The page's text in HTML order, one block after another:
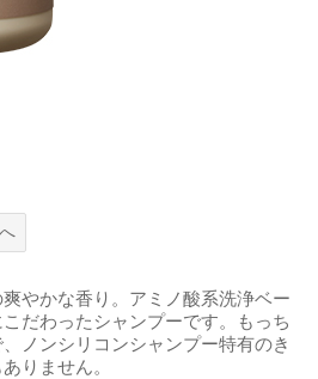
やかな香り。アミノ酸系洗浄ベー
だわったシャンプーです。もっち
ノンシリコンシャンプー特有のき
りません。